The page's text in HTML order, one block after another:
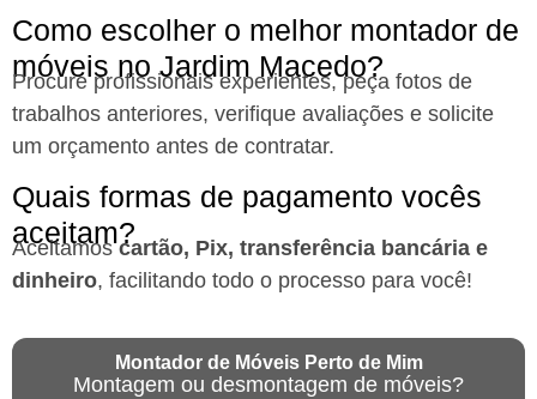
Como escolher o melhor montador de
móveis no Jardim Macedo?
Procure profissionais experientes, peça fotos de
trabalhos anteriores, verifique avaliações e solicite
um orçamento antes de contratar.
Quais formas de pagamento vocês
aceitam?
Aceitamoscartão, Pix, transferência bancária e
dinheiro, facilitando todo o processo para você!
Montador de Móveis Perto de Mim
Montagem ou desmontagem de móveis?